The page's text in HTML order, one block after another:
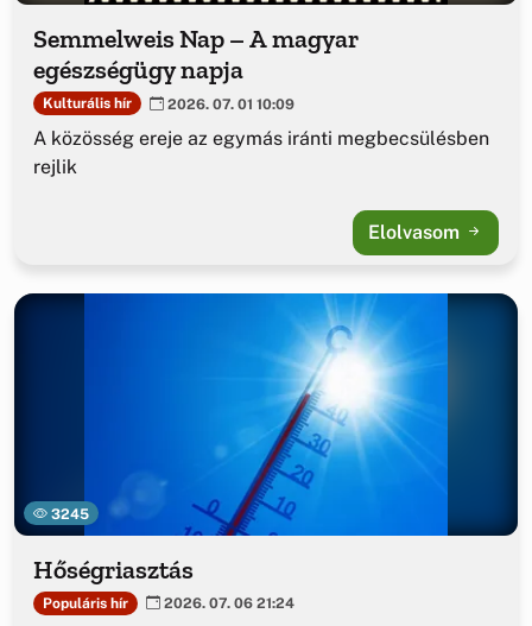
Semmelweis Nap – A magyar
egészségügy napja
Kulturális hír 2026. 07. 01 10:09
A közösség ereje az egymás iránti megbecsülésben
rejlik
Elolvasom
3245
Hőségriasztás
Populáris hír 2026. 07. 06 21:24